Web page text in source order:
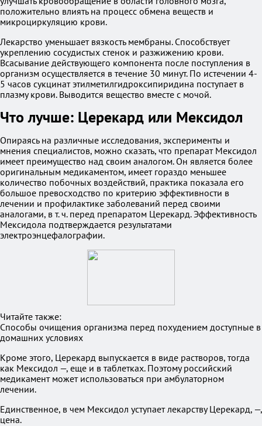
положительно влиять на процесс обмена веществ и
микроциркуляцию крови.
Лекарство уменьшает вязкость мембраны. Способствует
укреплению сосудистых стенок и разжижению крови.
Всасывание действующего компонента после поступления в
организм осуществляется в течение 30 минут. По истечении 4-
5 часов сукцинат этилметилгидроксипиридина поступает в
плазму крови. Выводится вещество вместе с мочой.
Что лучше: Церекард или Мексидол
Опираясь на различные исследования, эксперименты и
мнения специалистов, можно сказать, что препарат Мексидол
имеет преимущество над своим аналогом. Он является более
оригинальным медикаментом, имеет гораздо меньшее
количество побочных воздействий, практика показала его
большое превосходство по критерию эффективности в
лечении и профилактике заболеваний перед своими
аналогами, в т. ч. перед препаратом Церекард. Эффективность
Мексидола подтверждается результатами
электроэнцефалографии.
Читайте также:
Способы очищения организма перед похудением доступные в
домашних условиях
Кроме этого, Церекард выпускается в виде растворов, тогда
как Мексидол —, еще и в таблетках. Поэтому российский
медикамент может использоваться при амбулаторном
лечении.
Единственное, в чем Мексидол уступает лекарству Церекард, —,
цена.